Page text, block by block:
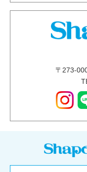
〒 273-